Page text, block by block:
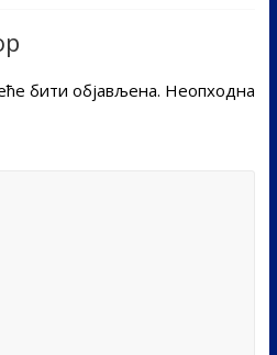
бити објављена. Неопходна